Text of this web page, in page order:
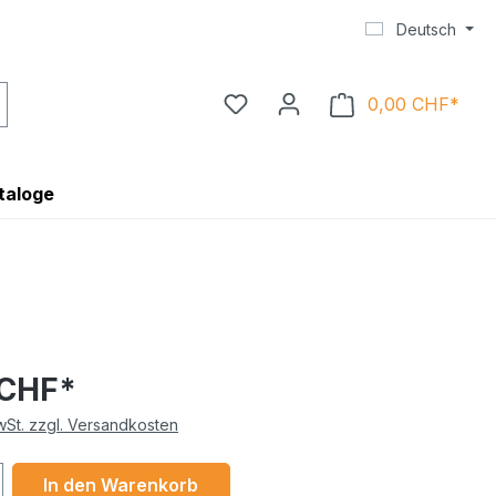
Deutsch
0,00 CHF*
zzgl. Versandkosten
Gib den gewünschten Wert
In den Warenkorb